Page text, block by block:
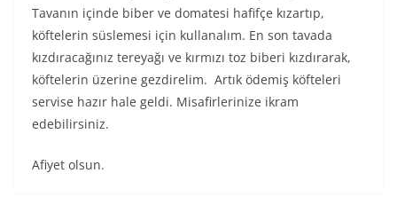
Tavanın içinde biber ve domatesi hafifçe kızartıp,
köftelerin süslemesi için kullanalım. En son tavada
kızdıracağınız tereyağı ve kırmızı toz biberi kızdırarak,
köftelerin üzerine gezdirelim. Artık ödemiş köfteleri
servise hazır hale geldi. Misafirlerinize ikram
edebilirsiniz.
Afiyet olsun.